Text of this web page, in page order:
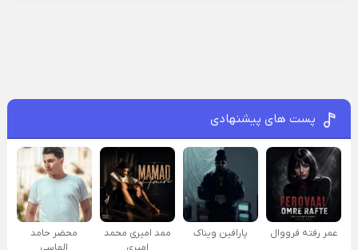
پست های پیشنهادی
عمر رفته فرووال پارافين ویناک
ممد امیری محمد
محضر حامد